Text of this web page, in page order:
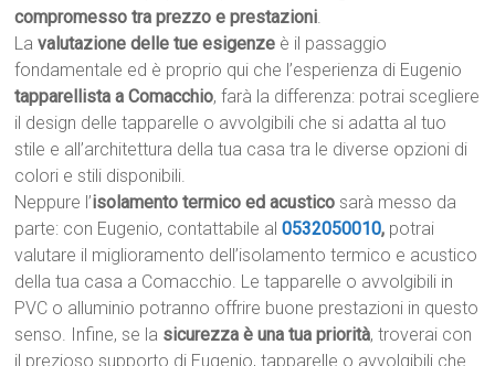
compromesso tra prezzo e prestazioni.
Lavalutazione delle tue esigenze è il passaggio
fondamentale ed è proprio qui che l’esperienza di Eugenio
tapparellista a Comacchio, farà la differenza: potrai scegliere
il design delle tapparelle o avvolgibili che si adatta al tuo
stile e all’architettura della tua casa tra le diverse opzioni di
colori e stili disponibili.
Neppure l’isolamento termico ed acustico sarà messo da
parte: con Eugenio, contattabile al0532050010, potrai
valutare il miglioramento dell’isolamento termico e acustico
della tua casa a Comacchio. Le tapparelle o avvolgibili in
PVC o alluminio potranno offrire buone prestazioni in questo
senso. Infine, se la sicurezza è una tua priorità, troverai con
il prezioso supporto di Eugenio, tapparelle o avvolgibili che